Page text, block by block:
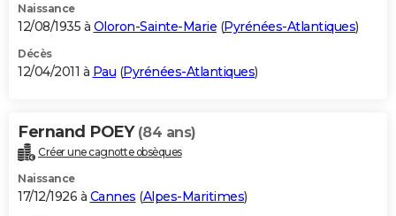
Naissance
12/08/1935 à Oloron-Sainte-Marie (Pyrénées-Atlantiques)
Décès
12/04/2011 à Pau (Pyrénées-Atlantiques)
Fernand POEY (84 ans)
Créer une cagnotte obsèques
Naissance
17/12/1926 à Cannes (Alpes-Maritimes)